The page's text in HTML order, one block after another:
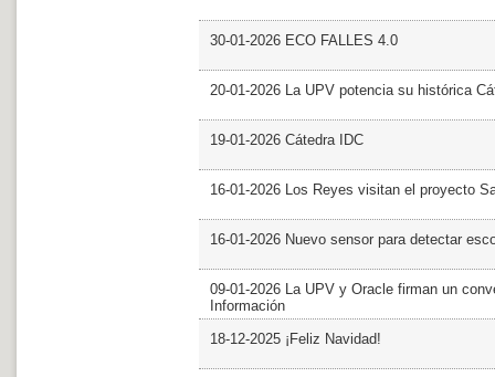
30-01-2026 ECO FALLES 4.0
20-01-2026 La UPV potencia su histórica
19-01-2026 Cátedra IDC
16-01-2026 Los Reyes visitan el proyecto
16-01-2026 Nuevo sensor para detectar
09-01-2026 La UPV y Oracle firman un
Información
18-12-2025 ¡Feliz Navidad!